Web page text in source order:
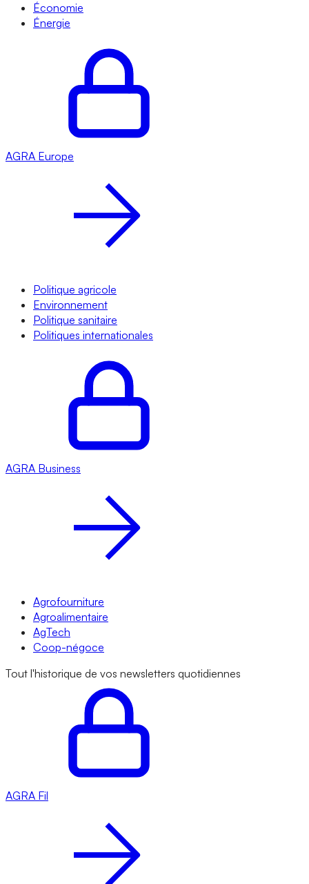
Économie
Énergie
AGRA Europe
Politique agricole
Environnement
Politique sanitaire
Politiques internationales
AGRA Business
Agrofourniture
Agroalimentaire
AgTech
Coop-négoce
Tout l'historique de vos newsletters quotidiennes
AGRA Fil